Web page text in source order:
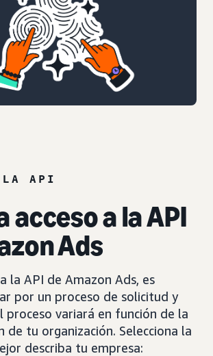
LA API
acceso a la API
Ads
la API de Amazon Ads, es
por un proceso de solicitud y
proceso variará en función de la
de tu organización. Selecciona la
describa tu empresa: